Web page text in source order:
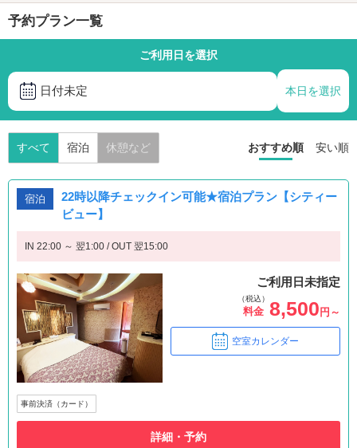
予約プラン一覧
ご利用日を選択
日付未定 本日を選択
すべて 宿泊 休憩など おすすめ順 安い順
宿泊
22時以降チェックイン可能★宿泊プラン【シティー
ビュー】
IN 22:00 ～ 翌1:00 / OUT 翌15:00
ご利用日未指定
（税込）
料金 8,500 円～
空室カレンダー
事前決済（カード）
詳細・予約